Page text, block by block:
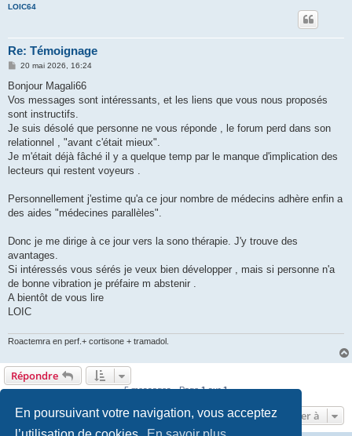
En poursuivant votre navigation, vous acceptez
LOIC64
Re: Témoignage
M
s
a
g
20 mai 2026, 16:24
Bonjour Magali66
Vos messages sont intéressants, et les liens que vous nous proposés
sont instructifs.
Je suis désolé que personne ne vous réponde , le forum perd dans son
relationnel , "avant c'était mieux".
Je m'était déjà fâché il y a quelque temp par le manque d'implication des
lecteurs qui restent voyeurs .
Personnellement j'estime qu'a ce jour nombre de médecins adhère enfin a
des aides "médecines parallèles".
Donc je me dirige à ce jour vers la sono thérapie. J'y trouve des
avantages.
Si intéressés vous sérés je veux bien développer , mais si personne n'a
de bonne vibration je préfaire m abstenir .
A bientôt de vous lire
LOIC
Roactemra en perf.+ cortisone + tramadol.
Répondre
5 messages • Page1sur1
Aller à